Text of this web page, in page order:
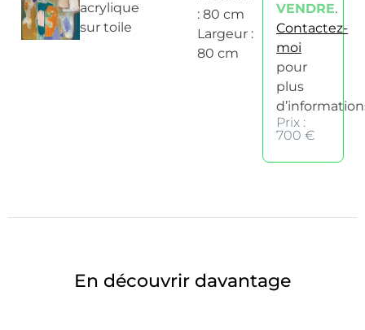
acrylique
sur toile
: 80 cm
Largeur :
80 cm
VENDRE.
Contactez-
moi
pour
plus
Prix :
700 €
En découvrir davantage